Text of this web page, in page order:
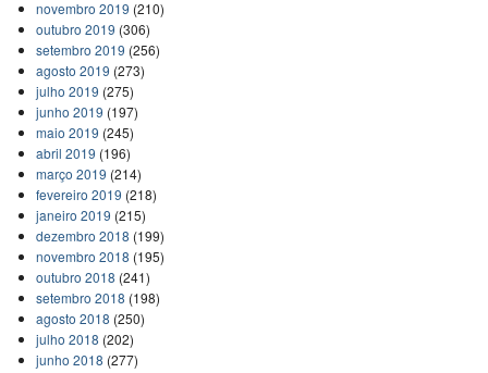
novembro 2019 (210)
outubro 2019 (306)
setembro 2019 (256)
agosto 2019 (273)
julho 2019 (275)
junho 2019 (197)
maio 2019 (245)
abril 2019 (196)
março 2019 (214)
fevereiro 2019 (218)
janeiro 2019 (215)
dezembro 2018 (199)
novembro 2018 (195)
outubro 2018 (241)
setembro 2018 (198)
agosto 2018 (250)
julho 2018 (202)
junho 2018 (277)